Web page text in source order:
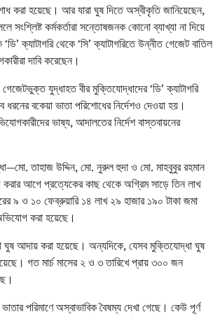
করা হয়েছে। আর যারা ঘুষ দিতে অস্বীকৃতি জানিয়েছেন,
সংশ্লিষ্ট কর্মকর্তারা সন্তোষজনক কোনো ব্যাখ্যা না দিয়ে
ক্যাটাগরি থেকে ‘সি’ ক্যাটাগরিতে উন্নীত গেজেট বাতিল
দাবি করেছেন।
যুদ্ধাহত বীর মুক্তিযোদ্ধাদের ‘ডি’ ক্যাটাগরি
বকেয়া ভাতা পরিশোধের নির্দেশও দেওয়া হয়।
ভাষ্য, আদালতের নির্দেশ বাস্তবায়নের
তাহাজ উদ্দিন, মো. নুরুল হুদা ও মো. মাহবুবুর রহমান
আগে প্রত্যেকের কাছ থেকে অগ্রিম সাড়ে তিন লাখ
৯ ও ১০ ফেব্রুয়ারি ১৪ লাখ ২৯ হাজার ১৯০ টাকা জমা
করা হয়েছে।
আদায় করা হয়েছে। অন্যদিকে, যেসব মুক্তিযোদ্ধা ঘুষ
গত মার্চ মাসের ২ ও ৩ তারিখে প্রায় ৩০০ জন
পরিমাণে অস্বাভাবিক বৈষম্য দেখা গেছে। কেউ পূর্ণ